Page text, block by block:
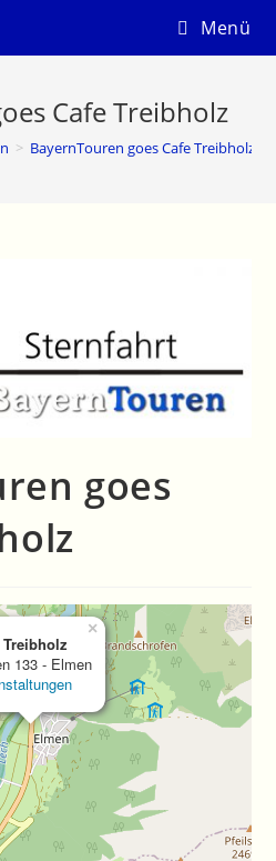
Menü
Cafe Treibholz
> BayernTouren goes Cafe Treibholz
goes
Treibholz
133 - Elmen
×